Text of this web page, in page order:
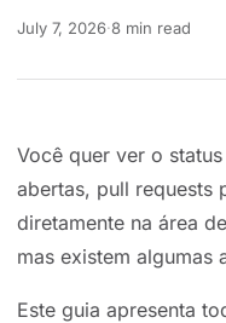
July 7, 2026·8 min read
Você quer ver o
abertas, pull requests
diretamente na área
mas existem algumas
Este guia apresenta